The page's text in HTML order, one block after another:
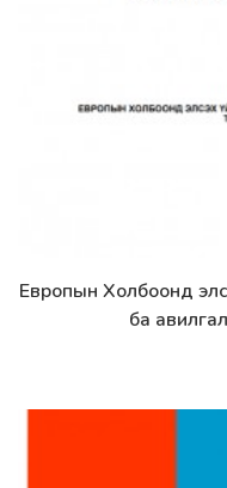
Дэлгэрэнгүй
Европын Холбоонд
ба